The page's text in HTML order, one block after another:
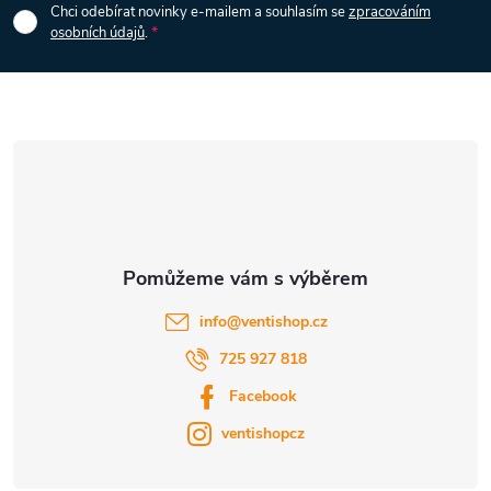
s
u
p
a
Chci odebírat novinky e-mailem a souhlasím sezpracováním
osobních údajů.
info@ventishop.cz
725 927 818
Facebook
ventishopcz